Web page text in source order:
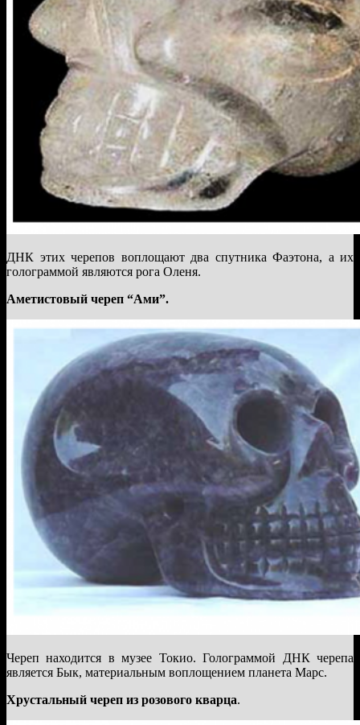
ДНК этих черепов воплощают два спутника Фаэтона, а их
голограммой являются рога Оленя.
Аметистовый череп “Ами”.
Череп находится в музее Токио. Голограммой ДНК черепа
является Бык, материальным воплощением планета Марс.
Хрустальный череп из розового кварца.